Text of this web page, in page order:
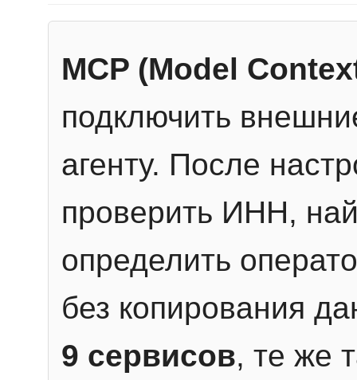
MCP (Model
подключить
агенту. После
проверить ИНН,
определить
без копирования
9 сервисов, те же